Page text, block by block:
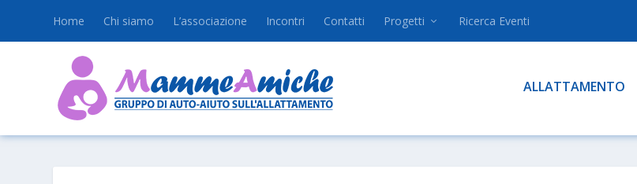
Home Chi siamo L’associazione Incontri Contatti Progetti Ricerca Eventi
ALLATTAMENTO